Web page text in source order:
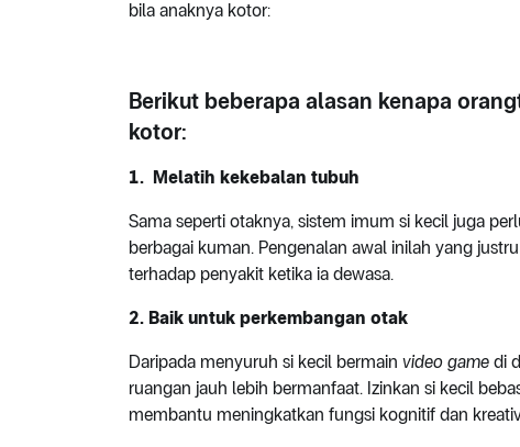
bila anaknya kotor:
Berikut beberapa alasan kenapa
kotor:
1. Melatih kekebalan tubuh
Sama seperti otaknya, sistem imum si kecil juga
berbagai kuman. Pengenalan awal inilah yang
terhadap penyakit ketika ia dewasa.
2. Baik untuk perkembangan otak
Daripada menyuruh si kecil bermain video game di
ruangan jauh lebih bermanfaat. Izinkan si kecil
membantu meningkatkan fungsi kognitif dan